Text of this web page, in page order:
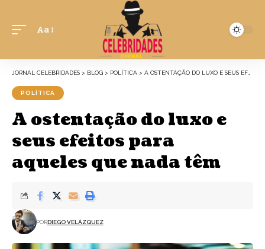
Aa
JORNAL CELEBRIDADES > BLOG > POLÍTICA > A OSTENTAÇÃO DO LUXO E SEUS EFEITOS PARA AQUELES QUE NADA TÊM
POLÍTICA
A ostentação do luxo e
seus efeitos para
aqueles que nada têm
PORDIEGO VELÁZQUEZ